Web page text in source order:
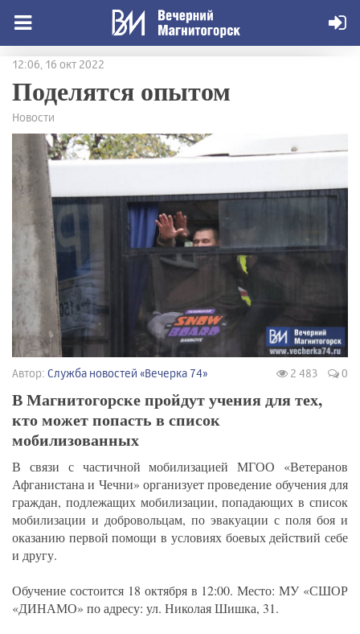
12:06, 16 окт 2022
Поделятся опытом
Новости
Автор: Служба новостей «Вечерка 74» 2 483 0
В Магнитогорске пройдут учения для тех,
кто может попасть в список
мобилизованных
В связи с частичной мобилизацией МГОО «Ветеранов
Афганистана и Чечни» организует проведение обучения для
граждан, подлежащих мобилизации, попадающих в список
мобилизации и добровольцам, по эвакуации с поля боя и
оказанию первой помощи в условиях боевых действий себе
и другу.
Обучение состоится 18 октября в 12:00. Место: МУ «СШОР
«ДИНАМО» по адресу: ул. Николая Шишка, 31.